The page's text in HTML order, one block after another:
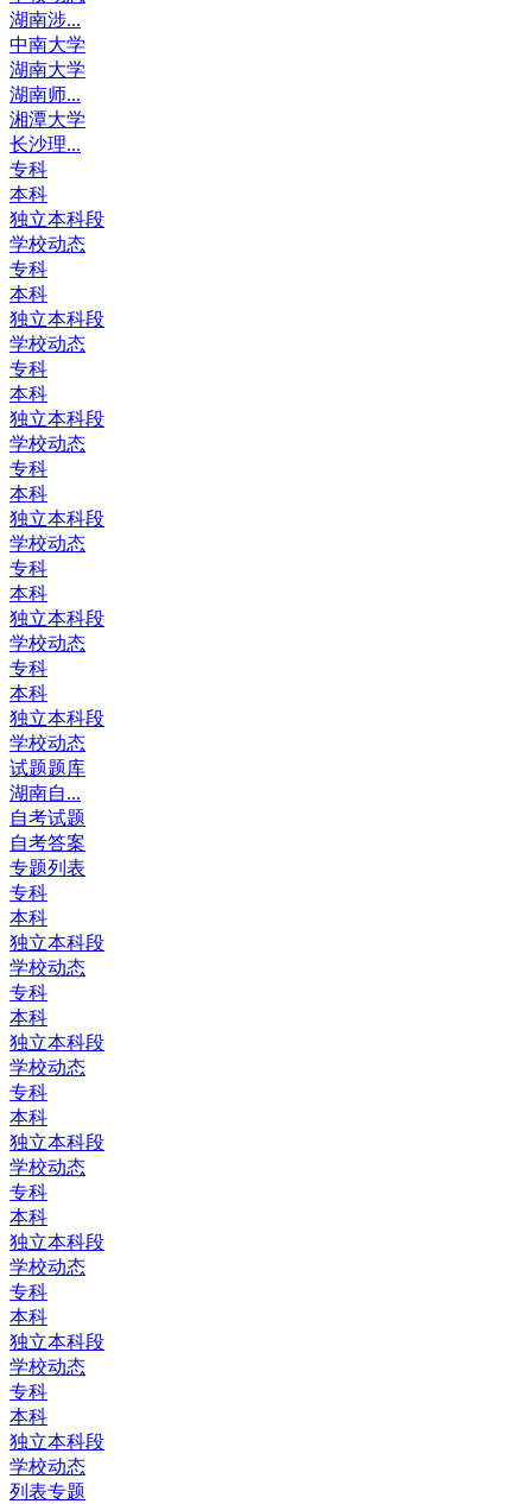
湖南涉...
中南大学
湖南大学
湖南师...
湘潭大学
长沙理...
专科
本科
独立本科段
学校动态
专科
本科
独立本科段
学校动态
专科
本科
独立本科段
学校动态
专科
本科
独立本科段
学校动态
专科
本科
独立本科段
学校动态
专科
本科
独立本科段
学校动态
试题题库
湖南自...
自考试题
自考答案
专题列表
专科
本科
独立本科段
学校动态
专科
本科
独立本科段
学校动态
专科
本科
独立本科段
学校动态
专科
本科
独立本科段
学校动态
专科
本科
独立本科段
学校动态
专科
本科
独立本科段
学校动态
列表专题